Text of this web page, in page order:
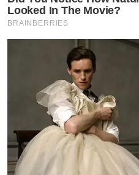
Looked In The Movie?
BRAINBERRIES